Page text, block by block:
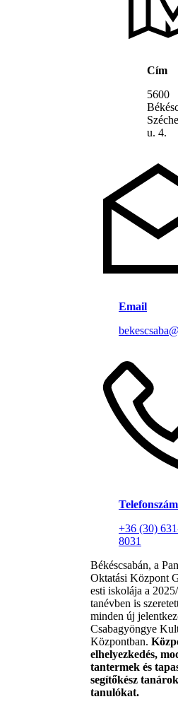
Cím
5600
u. 4.
Email
Telefonszám
+36 (30)
8031
Békéscsabán, a
Oktatási Központ
esti iskolája a
tanévben is
minden új
Csabagyöngye
Központban.
elhelyezkedés,
tantermek és
segítőkész
tanulókat.